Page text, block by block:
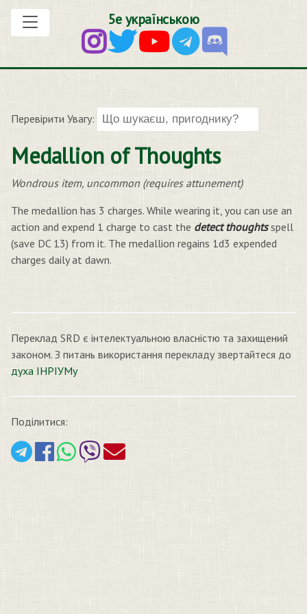
5е українською
Перевірити Увагу:
Medallion of Thoughts
Wondrous item, uncommon (requires attunement)
The medallion has 3 charges. While wearing it, you can use an
action and expend 1 charge to cast the detect thoughtsspell
(save DC 13) from it. The medallion regains 1d3 expended
charges daily at dawn.
Переклад SRD є інтелектуальною власністю та захищений
законом. З питань використання перекладу звертайтеся до
духа ІНРІУМу
Поділитися: